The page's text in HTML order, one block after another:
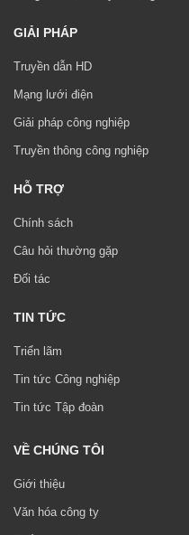
GIẢI PHÁP
Truyền dẫn HD
Mạng lưới điện
Giải pháp công nghiệp
Truyền thông công nghiệp
HỖ TRỢ
Chính sách
Câu hỏi thường gặp
Đối tác
TIN TỨC
Triển lãm
Tin tức Công nghiệp
Tin tức Tập đoàn
VỀ CHÚNG TÔI
Giới thiệu
Văn hóa công ty